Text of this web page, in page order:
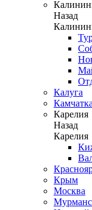
Назад
Калуга
Камчатка
Карелия
Назад
Карелия
Крым
Москва